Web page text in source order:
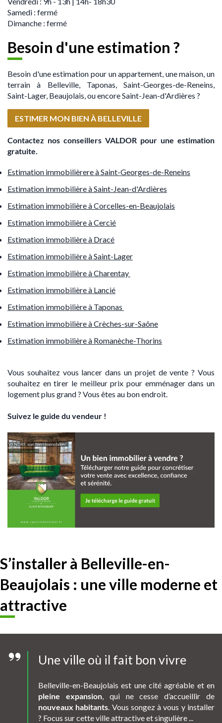
Samedi : fermé
Dimanche : fermé
Besoin d'une estimation ?
Besoin d'une estimation pour un appartement, une maison, un
terrain à Belleville, Taponas, Saint-Georges-de-Reneins,
Saint-Lager, Beaujolais, ou encoreSaint-Jean-d'Ardières ?
ESTIMER MON BIEN À BELLEVILLE
Contactez nos conseillers VALDOR pour une estimation
gratuite.
Estimation immobilièrere à Saint-Georges-de-Reneins
Estimation immobilière à Saint-Jean-d'Ardières
Estimation immobilière à Corcelles-en-Beaujolais
Estimation immobilière à Cercié
Estimation immobilière à Dracé
Estimation immobilière à Saint-Lager
Estimation immobilière à Charentay
Estimation immobilière à Lancié
Estimation immobilière à Taponas
Estimation immobilière à Crèches-sur-Saône
Estimation immobilière à Romanèche-Thorins
Vous souhaitez vous lancer dans un projet de vente ? Vous
souhaitez en tirer le meilleur prix pour emménager dans un
logement plus grand ? Vous êtes au bon endroit.
Suivez le guide du vendeur !
S’installer à Belleville-en-
Beaujolais : uneville moderne et
attractive
Une ville où il fait bon vivre
Belleville-en-Beaujolais est une cité agréable et en
pleine expansion, qui ne cesse d’accueillirde
nouveaux habitants . Vous songez à vous y installer
? Focus sur cette ville attractive etsingulière ...